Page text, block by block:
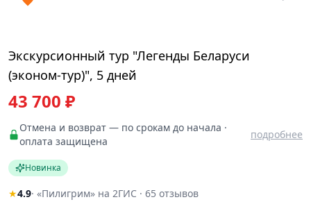
Экскурсионный тур "Легенды Беларуси
(эконом-тур)", 5 дней
43 700 ₽
Отмена и возврат — по срокам до начала ·
оплата защищена
подробнее
Новинка
★4.9· «Пилигрим» на 2ГИС · 65 отзывов